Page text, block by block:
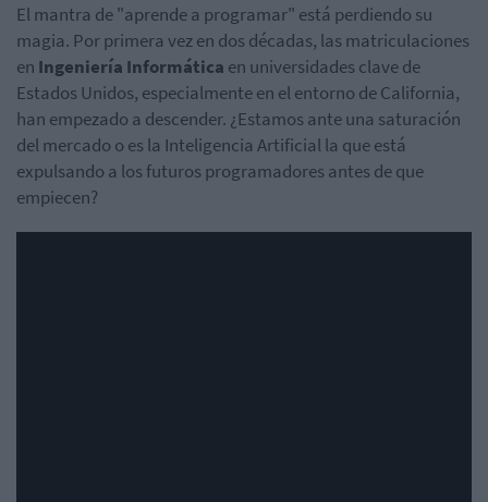
Elmantra de "aprende a programar" está perdiendo su
magia. Por primera vez en dos décadas, las matriculaciones
en Ingeniería Informática en universidades clave de
Estados Unidos, especialmente en el entorno de California,
han empezado a descender. ¿Estamos ante una saturación
del mercado o es la Inteligencia Artificial la que está
expulsando a los futuros programadores antes de que
empiecen?